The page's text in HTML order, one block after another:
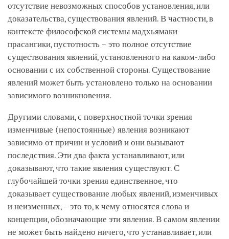
отсутствие невозможных способов установления, или
доказательства, существования явлений. В частности, в
контексте философской системы мадхьямаки-
прасангики, пустотность – это полное отсутствие
существования явлений, установленного на каком-либо
основании с их собственной стороны. Существование
явлений может быть установлено только на основании
зависимого возникновения.
Другими словами, с поверхностной точки зрения
изменчивые (непостоянные) явления возникают
зависимо от причин и условий и они вызывают
последствия. Эти два факта устанавливают, или
доказывают, что такие явления существуют. С
глубочайшей точки зрения единственное, что
доказывает существование любых явлений, изменчивых
и неизменных, – это то, к чему относятся слова и
концепции, обозначающие эти явления. В самом явлении
не может быть найдено ничего, что устанавливает, или